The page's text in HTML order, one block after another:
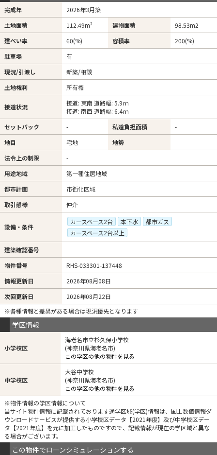
完成年
2026年3月築
土地面積
112.49m² 建物面積 98.53m2
建ぺい率
60(%) 容積率
200(%)
駐車場
有
現況/引渡し
新築/相談
土地権利
所有権
接道状況
接道: 東南 道路幅: 5.9ｍ
接道: 南西 道路幅: 6.4ｍ
セットバック
- 私道負担面積
-
地目
宅地
地勢
法令上の制限
-
用途地域
第一種住居地域
都市計画
市街化区域
取引態様
仲介
設備・条件
カースペース2台 本下水
都市ガス
カースペース2台以上
建築確認番号
物件番号
RHS-033301-137448
情報更新日
2026年08月08日
次回更新日
2026年08月22日
※各種情報と差異がある場合は現況優先となります
学区情報
小学校区
海老名市立杉久保小学校
(神奈川県海老名市)
この学区の他の物件を見る
中学校区
大谷中学校
(神奈川県海老名市)
この学区の他の物件を見る
※物件情報の学区情報について
当サイト物件情報に記載されております通学区域(学区)情報は、国土数値情報ダ
ウンロードサービスが提供する小学校区データ【2021年度】及び中学校区デー
タ【2021年度】を元に加工したものですので、記載情報が現在の学区域と異な
る場合がございます。
この物件でローンシミュレーションする